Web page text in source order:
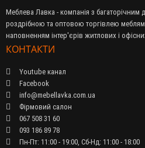
Меблева Лавка - компанія з багаторічним
роздрібною та оптовою торгівлею
наповненням інтер'єрів житлових і
КОНТАКТИ
Youtube канал
Facebook
info@mebellavka.com.ua
Фірмовий салон
067 508 31 60
093 186 89 78
Пн-Пт: 11:00 - 19:00, Сб-Нд: 11:00 - 18:00